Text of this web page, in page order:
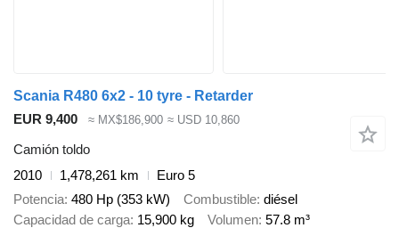
Scania R480 6x2 - 10 tyre - Retarder
EUR 9,400
≈ MX$186,900 ≈ USD 10,860
Camión toldo
2010
1,478,261 km
Euro 5
Potencia 480 Hp (353 kW) Combustible diésel
Capacidad de carga 15,900 kg Volumen 57.8 m³